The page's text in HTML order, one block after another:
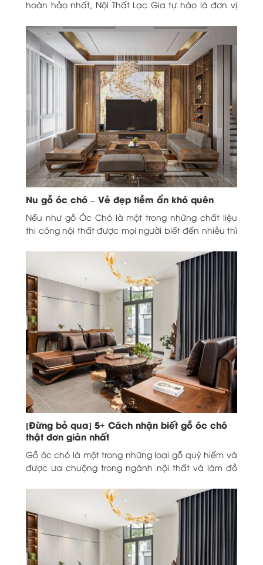
hoàn hảo nhất, Nội Thất Lạc Gia tự hào là đơn vị
Nu gỗ óc chó – Vẻ đẹp tiềm ẩn khó quên
Nếu như gỗ Óc Chó là một trong những chất liệu
thi công nội thất được mọi người biết đến nhiều thì
[Đừng bỏ qua] 5+ Cách nhận biết gỗ óc chó
thật đơn giản nhất
Gỗ óc chó là một trong những loại gỗ quý hiếm và
được ưa chuộng trong ngành nội thất và làm đồ